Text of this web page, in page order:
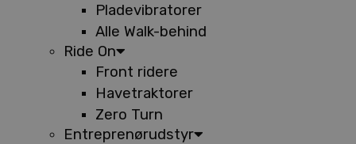
Pladevibratorer
Alle Walk-behind
Ride On
Front ridere
Havetraktorer
Zero Turn
Entreprenørudstyr